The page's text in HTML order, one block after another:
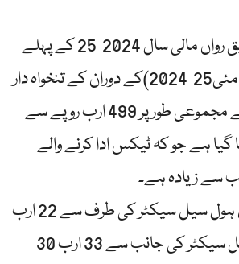
تفصیلات کے مطابق رواں مالی سال 2024-25 کے پہلے
گیارہ ماہ(جولائی تا مئی25-2024)کے دوران کے تنخواہ دار
طبقے کی جانب سے مجموعی طور پر 499 ارب روپے سے
گیا ہے جو کہ ٹیکس ادا کرنے والے
سے زیادہ ہے۔
مالی سال کے دوران ہول سیل سیکٹر کی طرف سے 22 ارب
36 کروڑ روپے، ریٹیل سیکٹر کی جانب سے 33 ارب 30